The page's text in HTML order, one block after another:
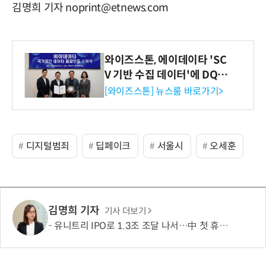
김명희 기자 noprint@etnews.com
와이즈스톤, 에이데이타 'SC
V 기반 수집 데이터'에 DQ인
증 최고 등급 수여
[와이즈스톤] 뉴스룸 바로가기>
디지털범죄 딥페이크 서울시 오세훈
김명희 기자 기사 더보기
유니트리 IPO로 1.3조 조달 나서…中 첫 휴머노이드 상장사 탄생 임박